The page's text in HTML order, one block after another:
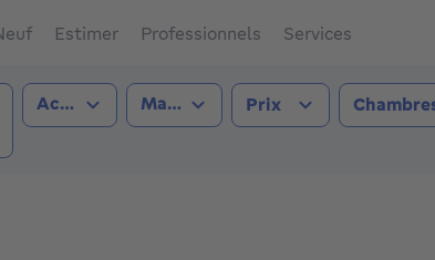
Estimer Professionnels Services
Type de transaction
Acheter Type de bien
Maison Prix